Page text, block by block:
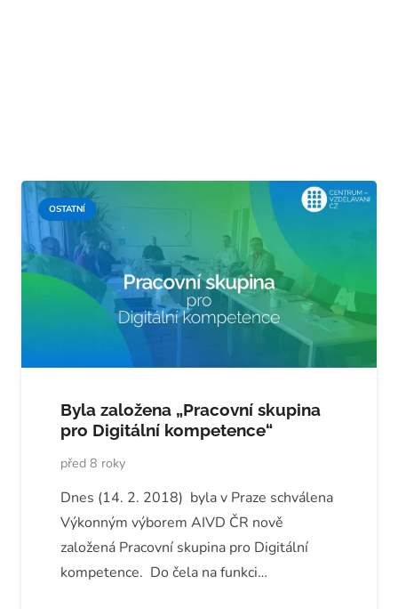
OSTATNÍ
Byla založena „Pracovní skupina
pro Digitální kompetence“
před 8 roky
Dnes (14. 2. 2018) byla v Praze schválena
Výkonným výborem AIVD ČR nově
založená Pracovní skupina pro Digitální
kompetence. Do čela na funkci…